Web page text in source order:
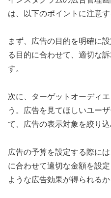
は、以下のポイントに注意す
まず、広告の目的を明確に
る目的に合わせて、適切な
す。
次に、ターゲットオーディ
う。広告を見てほしいユー
て、広告の表示対象を絞り込
広告の予算を設定する際に
に合わせて適切な金額を設
ような広告効果が得られる